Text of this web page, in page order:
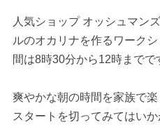
人気ショップ オッシュマン
ルのオカリナを作るワーク
間は8時30分から12時までで
爽やかな朝の時間を家族で
スタートを切ってみてはいか